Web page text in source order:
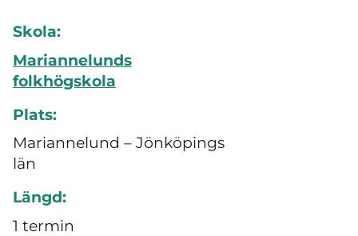
Skola:
Mariannelunds
folkhögskola
Plats:
Mariannelund – Jönköpings
län
Längd:
1 termin